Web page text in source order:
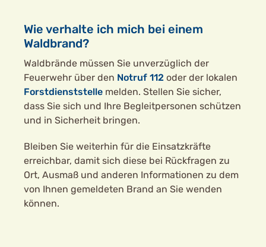
Wie verhalte ich mich bei einem
Waldbrand?
Waldbrände müssen Sie unverzüglich der
Feuerwehr über den Notruf 112 oder der lokalen
Forstdienststelle melden. Stellen Sie sicher,
dass Sie sich und Ihre Begleitpersonen schützen
und in Sicherheit bringen.
Bleiben Sie weiterhin für die Einsatzkräfte
erreichbar, damit sich diese bei Rückfragen zu
Ort, Ausmaß und anderen Informationen zu dem
von Ihnen gemeldeten Brand an Sie wenden
können.